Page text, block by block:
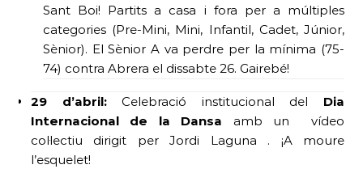
Sant Boi! Partits a casa i fora per a múltiples
categories (Pre-Mini, Mini, Infantil, Cadet, Júnior,
Sènior). El Sènior A va perdre per la mínima (75-
74) contra Abrera el dissabte 26. Gairebé!
29 d’abril:Celebració institucional del Dia
Internacional de la Dansa amb un vídeo
col·lectiu dirigit per Jordi Laguna . ¡A moure
l’esquelet!